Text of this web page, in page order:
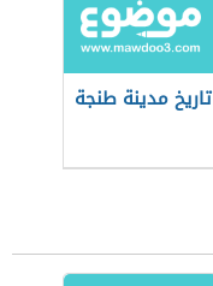
تاريخ مدينة طنجة